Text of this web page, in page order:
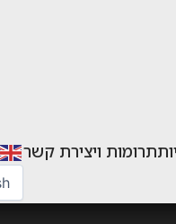
תרומות ויצירת קשר